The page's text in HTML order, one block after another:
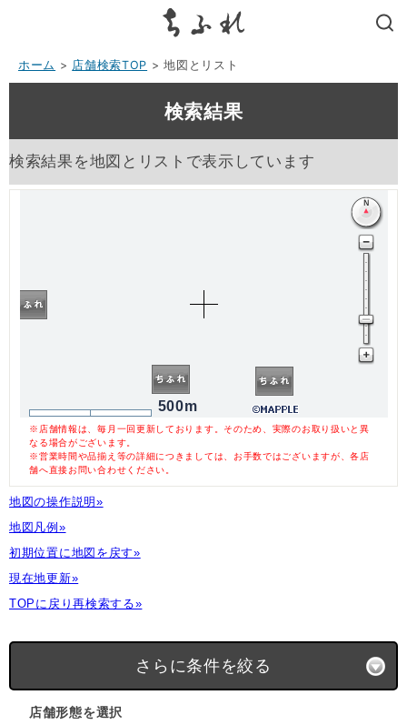
ホーム > 店舗検索TOP > 地図とリスト
検索結果
検索結果を地図とリストで表示しています
500m
※店舗情報は、毎月一回更新しております。そのため、実際のお取り扱いと異
なる場合がございます。
※営業時間や品揃え等の詳細につきましては、お手数ではございますが、各店
舗へ直接お問い合わせください。
地図の操作説明»
地図凡例»
初期位置に地図を戻す»
現在地更新»
TOPに戻り再検索する»
さらに条件を絞る
店舗形態を選択